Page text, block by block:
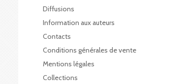
Diffusions
Information aux auteurs
Contacts
Conditions générales de vente
Mentions légales
Collections